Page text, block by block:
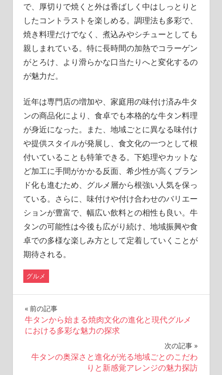
で、厚切りで焼くと外は香ばしく中はしっとりと
したコントラストを楽しめる。調理法も多彩で、
焼き料理だけでなく、煮込みやシチューとしても
親しまれている。特に長時間の加熱でコラーゲン
がとろけ、より滑らかな口当たりへと変化するの
が魅力だ。
近年は専門店の増加や、家庭用の味付け済み牛タ
ンの商品化により、食卓でも本格的な牛タン料理
が身近になった。また、地域ごとに異なる味付け
や提供スタイルが発展し、食文化の一つとして根
付いていることも特筆できる。下処理やカットな
ど加工に手間がかかる反面、希少性が高くブラン
ド化も進むため、グルメ層から根強い人気を保っ
ている。さらに、味付けや付け合わせのバリエー
ションが豊富で、幅広い飲料との相性も良い。牛
タンの可能性は今後も広がり続け、地域振興や食
卓での多様な楽しみ方として定着していくことが
期待される。
グルメ
投
稿
ナ
前の記事
牛タンから始まる焼肉文化の進化と現代グルメ
における多彩な魅力の探求
次の記事
牛タンの奥深さと進化が光る地域ごとのこだわ
りと新感覚アレンジの魅力探訪